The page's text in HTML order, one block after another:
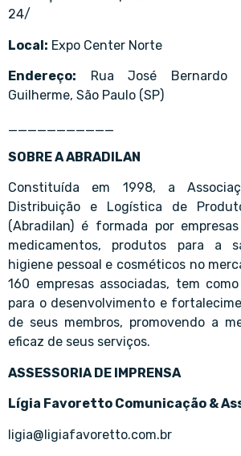
24/
Local: Expo Center Norte
Endereço: Rua José Bernardo
Guilherme, São Paulo (SP)
SOBRE A ABRADILAN
Constituída em 1998, a
Distribuição e Logística de
(Abradilan) é formada por
medicamentos, produtos para a
higiene pessoal e cosméticos no
160 empresas associadas, tem
para o desenvolvimento e
de seus membros, promovendo a
eficaz de seus serviços.
ASSESSORIA DE IMPRENSA
Lígia Favoretto Comunicação &
ligia@ligiafavoretto.com.br